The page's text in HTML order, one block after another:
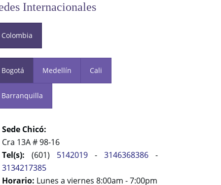
Internacionales
Colombia
Bogotá Medellín Cali
Barranquilla
Sede Chicó:
Cra 13A # 98-16
Tel(s): (601) 5142019 -3146368386 -
3134217385
Horario: Lunes a viernes 8:00am - 7:00pm